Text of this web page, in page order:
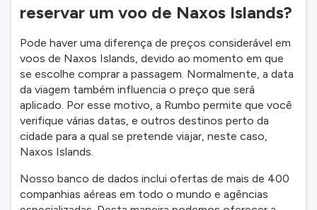
reservar um voo de Naxos Islands?
Pode haver uma diferença de preços considerável em
voos de Naxos Islands, devido ao momento em que
se escolhe comprar a passagem. Normalmente, a data
da viagem também influencia o preço que será
aplicado. Por esse motivo, a Rumbo permite que você
verifique várias datas, e outros destinos perto da
cidade para a qual se pretende viajar, neste caso,
Naxos Islands.
Nosso banco de dados inclui ofertas de mais de 400
companhias aéreas em todo o mundo e agências